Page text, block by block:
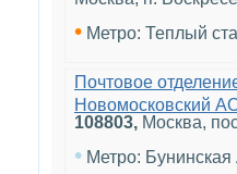
• Метро: Теплый
Почтовое
Новомосковский
108803, Москва,
• Метро: